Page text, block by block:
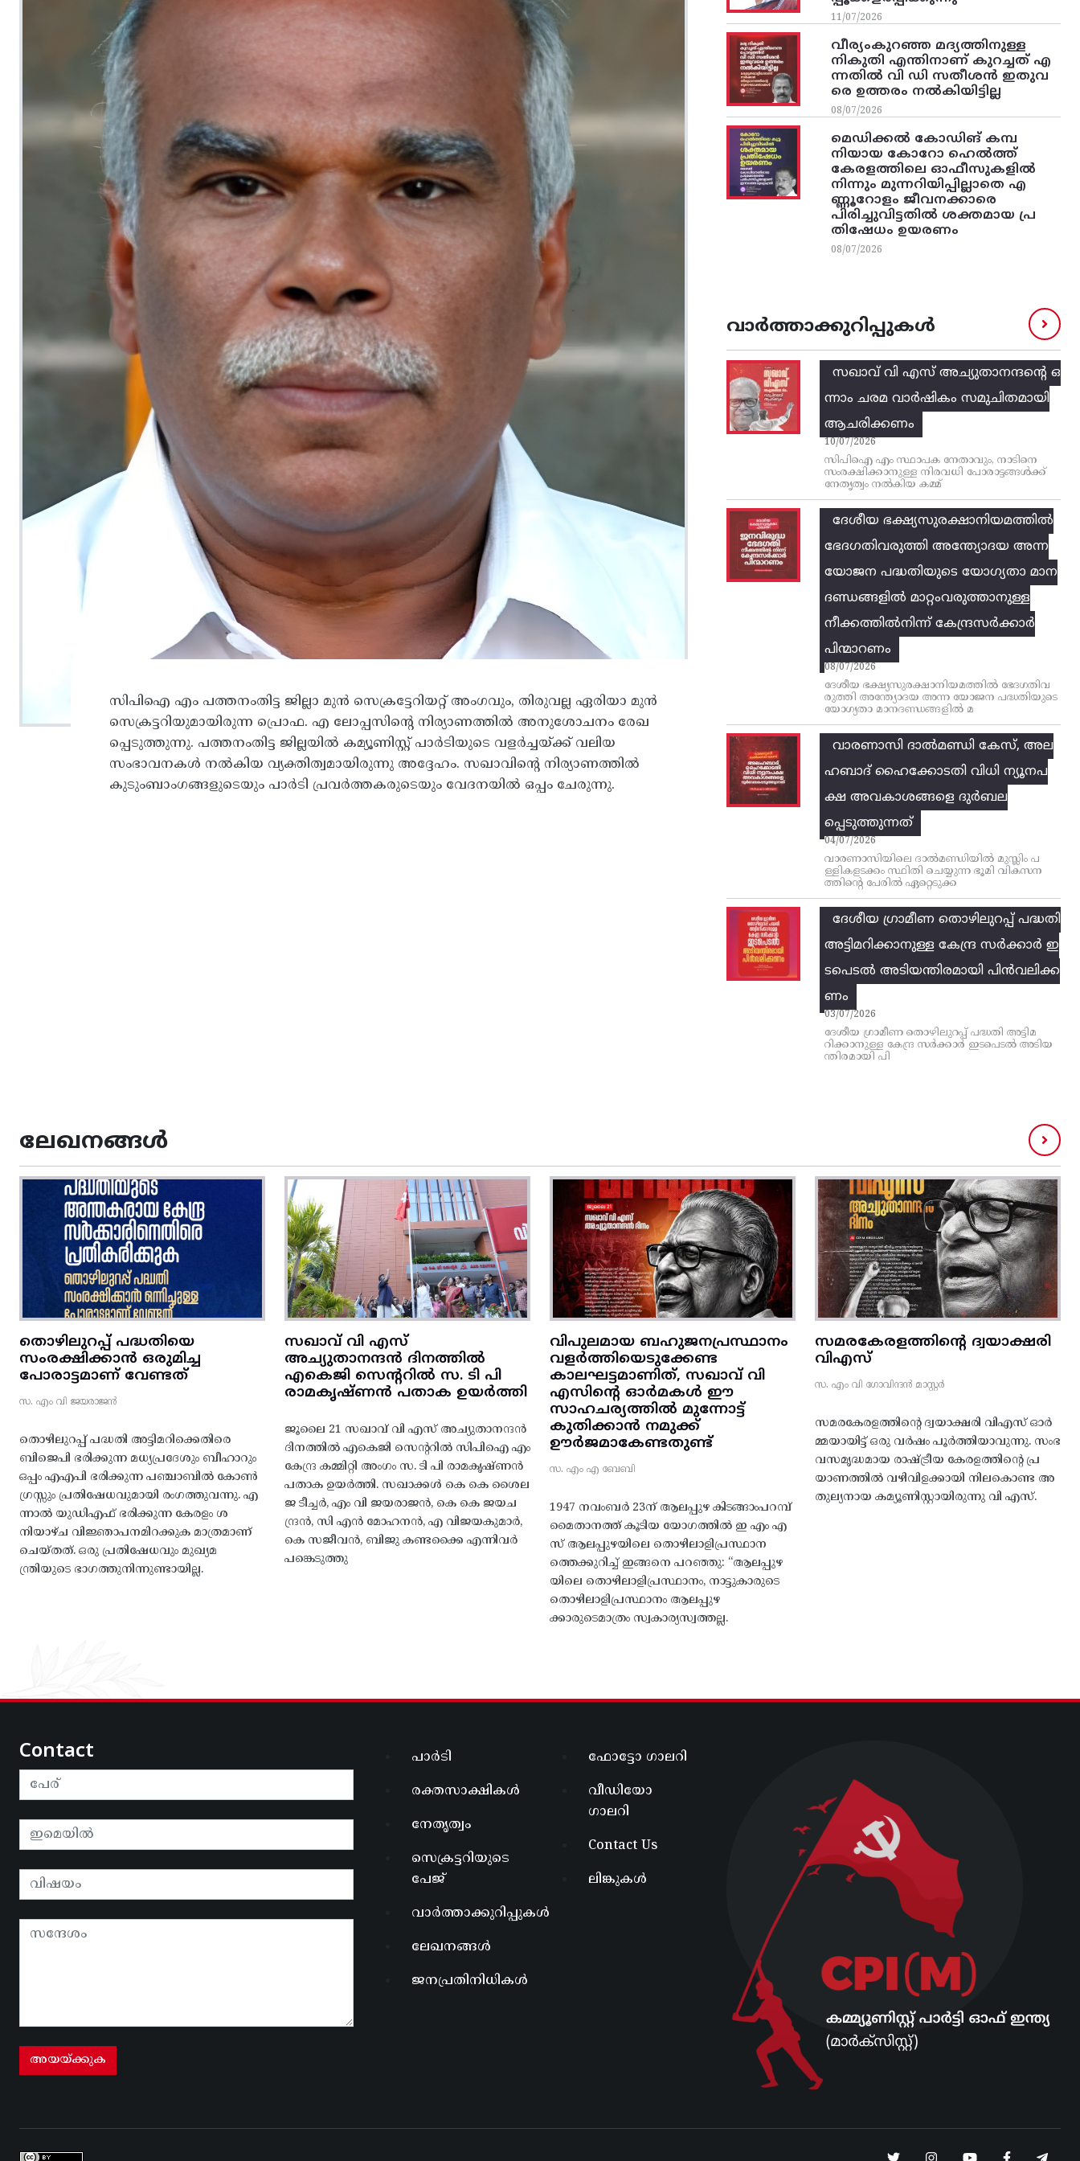
സിപിഐ എം പത്തനംതിട്ട ജില്ലാ മുൻ സെക്രട്ടേറിയറ്റ് അംഗവും, തിരുവല്ല ഏരിയാ മുൻ
സെക്രട്ടറിയുമായിരുന്ന പ്രൊഫ. എ ലോപ്പസിന്റെ നിര്യാണത്തിൽ അനുശോചനം രേഖ
പ്പെടുത്തുന്നു. പത്തനംതിട്ട ജില്ലയിൽ കമ്യൂണിസ്റ്റ് പാർടിയുടെ വളർച്ചയ്ക്ക് വലിയ
സംഭാവനകൾ നൽകിയ വ്യക്തിത്വമായിരുന്നു അദ്ദേഹം. സഖാവിന്റെ നിര്യാണത്തിൽ
കുടുംബാംഗങ്ങളുടെയും പാർടി പ്രവർത്തകരുടെയും വേദനയിൽ ഒപ്പം ചേരുന്നു.
11/07/2026
വീര്യംകുറഞ്ഞ മദ്യത്തിനുള്ള
നികുതി എന്തിനാണ് കുറച്ചത് എ
ന്നതിൽ വി ഡി സതീശൻ ഇതുവ
രെ ഉത്തരം നൽകിയിട്ടില്ല
08/07/2026
മെഡിക്കൽ കോഡിങ് കമ്പ
നിയായ കോറോ ഹെൽത്ത്
കേരളത്തിലെ ഓഫീസുകളിൽ
നിന്നും മുന്നറിയിപ്പില്ലാതെ എ
ണ്ണൂറോളം ജീവനക്കാരെ
പിരിച്ചുവിട്ടതിൽ‌ ശക്തമായ പ്ര
തിഷേധം ഉയരണം
08/07/2026
വാർത്താക്കുറിപ്പുകൾ
സഖാവ് വി എസ്‌ അച്യുതാനന്ദന്റെ ഒ
ന്നാം ചരമ വാര്‍ഷികം സമുചിതമായി
ആചരിക്കണം
10/07/2026
സിപിഐ എം സ്ഥാപക നേതാവും, നാടിനെ
സംരക്ഷിക്കാനുള്ള നിരവധി പോരാട്ടങ്ങള്‍ക്ക്‌
നേതൃത്വം നല്‍കിയ കമ്മ്
ദേശീയ ഭക്ഷ്യസുരക്ഷാനിയമത്തിൽ
ഭേദഗതിവരുത്തി അന്ത്യോദയ അന്ന
യോജന പദ്ധതിയുടെ യോഗ്യതാ മാന
ദണ്ഡങ്ങളിൽ മാറ്റംവരുത്താനുള്ള
നീക്കത്തിൽനിന്ന്‌ കേന്ദ്രസർക്കാർ
പിന്മാറണം
08/07/2026
ദേശീയ ഭക്ഷ്യസുരക്ഷാനിയമത്തിൽ ഭേദഗതിവ
രുത്തി അന്ത്യോദയ അന്ന യോജന പദ്ധതിയുടെ
യോഗ്യതാ മാനദണ്ഡങ്ങളിൽ മ
വാരണാസി ദാൽമണ്ഡി കേസ്, അല
ഹബാദ് ഹൈക്കോടതി വിധി ന്യൂനപ
ക്ഷ അവകാശങ്ങളെ ദുർബല
പ്പെടുത്തുന്നത്
04/07/2026
വാരണാസിയിലെ ദാൽമണ്ഡിയിൽ മുസ്ലിം പ
ള്ളികളടക്കം സ്ഥിതി ചെയ്യുന്ന ഭൂമി വികസന
ത്തിന്റെ പേരിൽ ഏറ്റെടുക്ക
ദേശീയ ഗ്രാമീണ തൊഴിലുറപ്പ്‌ പദ്ധതി
അട്ടിമറിക്കാനുള്ള കേന്ദ്ര സര്‍ക്കാര്‍ ഇ
ടപെടല്‍ അടിയന്തിരമായി പിന്‍വലിക്ക
ണം
03/07/2026
ദേശീയ ഗ്രാമീണ തൊഴിലുറപ്പ്‌ പദ്ധതി അട്ടിമ
റിക്കാനുള്ള കേന്ദ്ര സര്‍ക്കാര്‍ ഇടപെടല്‍ അടിയ
ന്തിരമായി പി
ലേഖനങ്ങൾ
തൊഴിലുറപ്പ് പദ്ധതിയെ
സംരക്ഷിക്കാൻ ഒരുമിച്ച
പോരാട്ടമാണ് വേണ്ടത്
സ. എം വി ജയരാജൻ
തൊഴിലുറപ്പ് പദ്ധതി അട്ടിമറിക്കെതിരെ
ബിജെപി ഭരിക്കുന്ന മധ്യപ്രദേശും ബീഹാറും
ഒപ്പം എഎപി ഭരിക്കുന്ന പഞ്ചാബിൽ കോൺ
ഗ്രസ്സും പ്രതിഷേധവുമായി രംഗത്തുവന്നു. എ
ന്നാൽ യുഡിഎഫ് ഭരിക്കുന്ന കേരളം ശ
നിയാഴ്ച വിജ്ഞാപനമിറക്കുക മാത്രമാണ്
ചെയ്തത്. ഒരു പ്രതിഷേധവും മുഖ്യമ
ന്ത്രിയുടെ ഭാഗത്തുനിന്നുണ്ടായില്ല.
സഖാവ് വി എസ്
അച്യുതാനന്ദൻ ദിനത്തിൽ
എകെജി സെന്ററിൽ സ. ടി പി
രാമകൃഷ്‌ണൻ പതാക ഉയർത്തി
ജൂലൈ 21 സഖാവ് വി എസ് അച്യുതാനന്ദൻ
ദിനത്തിൽ എകെജി സെന്ററിൽ സിപിഐ എം
കേന്ദ്ര കമ്മിറ്റി അംഗം സ. ടി പി രാമകൃഷ്‌ണൻ
പതാക ഉയർത്തി. സഖാക്കൾ കെ കെ ശൈല
ജ ടീച്ചർ, എം വി ജയരാജൻ, കെ കെ ജയച
ന്ദ്രൻ, സി എൻ മോഹനൻ, എ വിജയകുമാർ,
കെ സജീവൻ, ബിജു കണ്ടക്കൈ എന്നിവർ
പങ്കെടുത്തു
വിപുലമായ ബഹുജനപ്രസ്ഥാനം
വളർത്തിയെടുക്കേണ്ട
കാലഘട്ടമാണിത്, സഖാവ് വി
എസിന്റെ ഓർമകൾ ഈ
സാഹചര്യത്തിൽ മുന്നോട്ട്‌
കുതിക്കാൻ നമുക്ക്
ഊർജമാകേണ്ടതുണ്ട്
സ. എം എ ബേബി
1947 നവംബർ 23ന് ആലപ്പുഴ കിടങ്ങാംപറമ്പ്‌
മൈതാനത്ത്‌ കൂടിയ യോഗത്തിൽ ഇ എം എ
സ് ആലപ്പുഴയിലെ തൊഴിലാളിപ്രസ്ഥാന
ത്തെക്കുറിച്ച് ഇങ്ങനെ പറഞ്ഞു: “ആലപ്പുഴ
യിലെ തൊഴിലാളിപ്രസ്ഥാനം, നാട്ടുകാരുടെ
തൊഴിലാളിപ്രസ്ഥാനം ആലപ്പുഴ
ക്കാരുടെമാത്രം സ്വകാര്യസ്വത്തല്ല.
സമരകേരളത്തിൻ്റെ ദ്വയാക്ഷരി
വിഎസ്
സ. എം വി ഗോവിന്ദൻ മാസ്റ്റർ
സമരകേരളത്തിൻ്റെ ദ്വയാക്ഷരി വിഎസ് ഓർ
മ്മയായിട്ട് ഒരു വർഷം പൂർത്തിയാവുന്നു. സംഭ
വസമൃദ്ധമായ രാഷ്ട്രീയ കേരളത്തിന്റെ പ്ര
യാണത്തിൽ വഴിവിളക്കായി നിലകൊണ്ട അ
തുല്യനായ കമ്യൂണിസ്റ്റായിരുന്നു വി എസ്.
Contact പാർടി
രക്തസാക്ഷികൾ
നേതൃത്വം
സെക്രട്ടറിയുടെ
പേജ്
വാർത്താക്കുറിപ്പുകൾ
ലേഖനങ്ങൾ
ജനപ്രതിനിധികൾ
ഫോട്ടോ ഗാലറി
വീഡിയോ
ഗാലറി
Contact Us
ലിങ്കുകൾ